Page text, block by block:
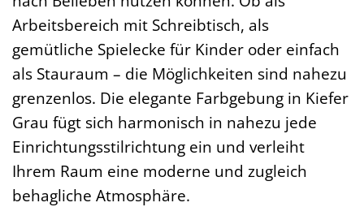
Arbeitsbereich mit Schreibtisch, als
gemütliche Spielecke für Kinder oder einfach
als Stauraum – die Möglichkeiten sind nahezu
grenzenlos. Die elegante Farbgebung in Kiefer
Grau fügt sich harmonisch in nahezu jede
Einrichtungsstilrichtung ein und verleiht
Ihrem Raum eine moderne und zugleich
behagliche Atmosphäre.